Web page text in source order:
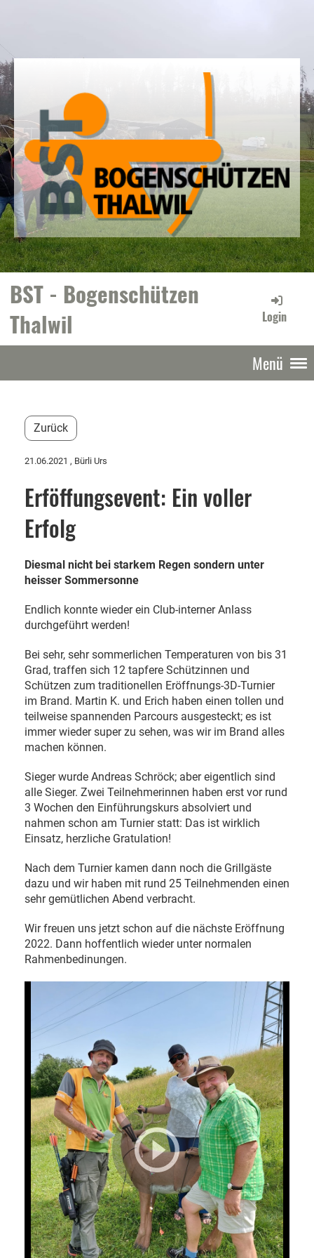
BST - Bogenschützen
Thalwil
Login
Menü
Zurück
21.06.2021 , Bürli Urs
Erföffungsevent: Ein voller
Erfolg
Diesmal nicht bei starkem Regen sondern unter
heisser Sommersonne
Endlich konnte wieder ein Club-interner Anlass
durchgeführt werden!
Bei sehr, sehr sommerlichen Temperaturen von bis 31
Grad, traffen sich 12 tapfere Schützinnen und
Schützen zum traditionellen Eröffnungs-3D-Turnier
im Brand. Martin K. und Erich haben einen tollen und
teilweise spannenden Parcours ausgesteckt; es ist
immer wieder super zu sehen, was wir im Brand alles
machen können.
Sieger wurde Andreas Schröck; aber eigentlich sind
alle Sieger. Zwei Teilnehmerinnen haben erst vor rund
3 Wochen den Einführungskurs absolviert und
nahmen schon am Turnier statt: Das ist wirklich
Einsatz, herzliche Gratulation!
Nach dem Turnier kamen dann noch die Grillgäste
dazu und wir haben mit rund 25 Teilnehmenden einen
sehr gemütlichen Abend verbracht.
Wir freuen uns jetzt schon auf die nächste Eröffnung
2022. Dann hoffentlich wieder unter normalen
Rahmenbedinungen.